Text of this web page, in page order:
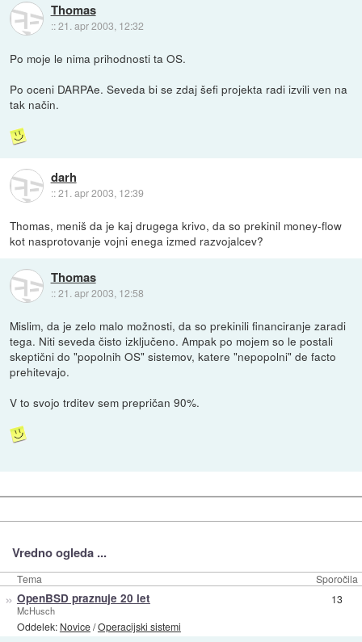
Thomas
::21. apr 2003, 12:32
Po moje le nima prihodnosti ta OS.
Po oceni DARPAe. Seveda bi se zdaj šefi projekta radi izvili ven na
tak način.
darh
::21. apr 2003, 12:39
Thomas, meniš da je kaj drugega krivo, da so prekinil money-flow
kot nasprotovanje vojni enega izmed razvojalcev?
Thomas
::21. apr 2003, 12:58
Mislim, da je zelo malo možnosti, da so prekinili financiranje zaradi
tega. Niti seveda čisto izključeno. Ampak po mojem so le postali
skeptični do "popolnih OS" sistemov, katere "nepopolni" de facto
prehitevajo.
V to svojo trditev sem prepričan 90%.
Vredno ogleda ...
Tema Sporočila
» OpenBSD praznuje 20 let
McHusch
Oddelek: Novice/Operacijski sistemi
13